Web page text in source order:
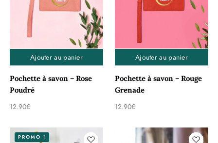
Ajouter au panier
Pochette à savon – Rose
Poudré
12.90€
Ajouter au panier
Pochette à savon – Rouge
Grenade
12.90€
PROMO !